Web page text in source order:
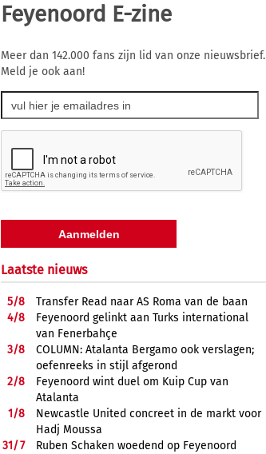
Feyenoord E-zine
Meer dan 142.000 fans zijn lid van onze nieuwsbrief.
Meld je ook aan!
Laatste nieuws
5/8
Transfer Read naar AS Roma van de baan
4/8
Feyenoord gelinkt aan Turks international
van Fenerbahçe
3/8
COLUMN: Atalanta Bergamo ook verslagen;
oefenreeks in stijl afgerond
2/8
Feyenoord wint duel om Kuip Cup van
Atalanta
1/8
Newcastle United concreet in de markt voor
Hadj Moussa
31/7
Ruben Schaken woedend op Feyenoord